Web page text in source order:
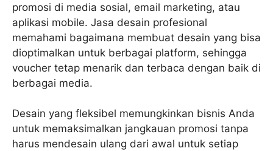
promosi di media sosial, email marketing, atau
aplikasi mobile. Jasa desain profesional
memahami bagaimana membuat desain yang bisa
dioptimalkan untuk berbagai platform, sehingga
voucher tetap menarik dan terbaca dengan baik di
berbagai media.
Desain yang fleksibel memungkinkan bisnis Anda
untuk memaksimalkan jangkauan promosi tanpa
harus mendesain ulang dari awal untuk setiap